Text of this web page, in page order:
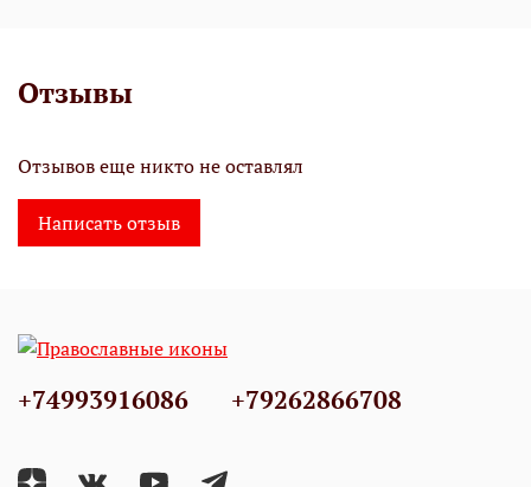
Отзывы
Отзывов еще никто не оставлял
Написать отзыв
+74993916086 +79262866708